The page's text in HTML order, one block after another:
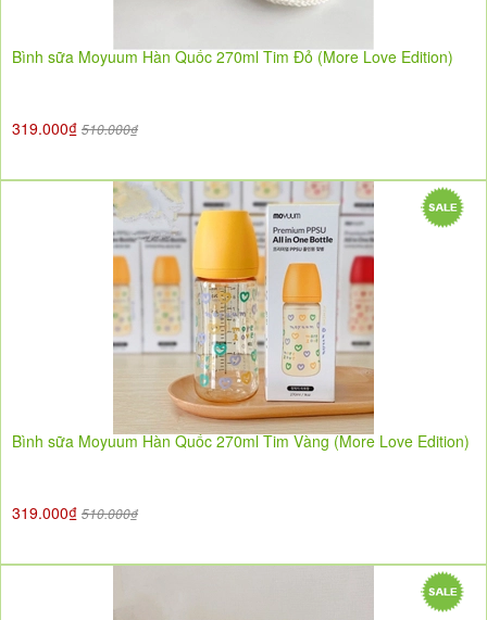
Bình sữa Moyuum Hàn Quốc 270ml Tim Đỏ (More Love Edition)
319.000₫ 510.000₫
Bình sữa Moyuum Hàn Quốc 270ml Tim Vàng (More Love Edition)
319.000₫ 510.000₫